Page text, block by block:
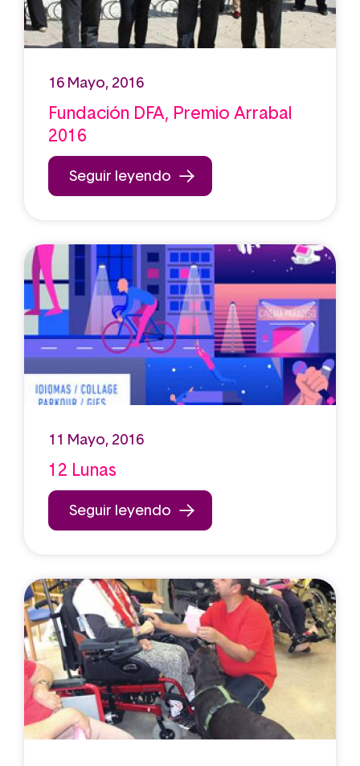
16 Mayo, 2016
Fundación DFA, Premio Arrabal
2016
Seguir leyendo
11 Mayo, 2016
12 Lunas
Seguir leyendo